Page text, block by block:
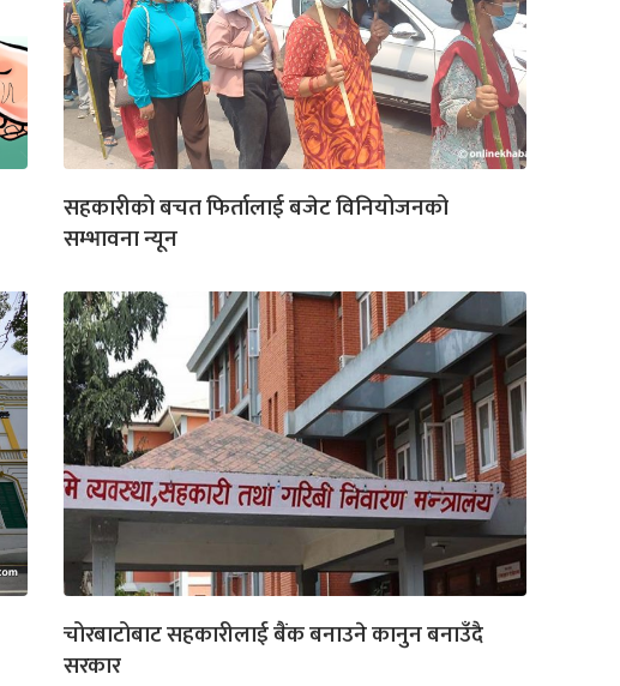
सहकारीको बचत फिर्तालाई बजेट विनियोजनको
सम्भावना न्यून
चोरबाटोबाट सहकारीलाई बैंक बनाउने कानुन बनाउँदै
सरकार